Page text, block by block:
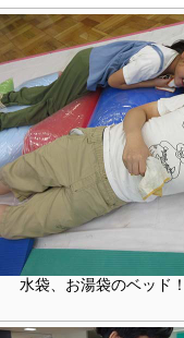
水袋、お湯袋のベッド